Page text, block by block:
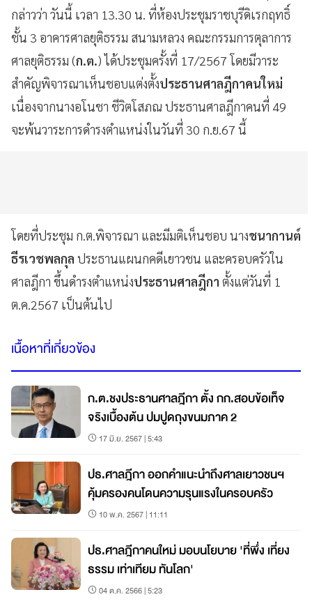
กล่าวว่า วันนี้ เวลา 13.30 น. ที่ห้องประชุมราชบุรีดิเรกฤทธิ์
ชั้น 3 อาคารศาลยุติธรรม สนามหลวง คณะกรรมการตุลาการ
ศาลยุติธรรม (ก.ต.) ได้ประชุมครั้งที่ 17/2567 โดยมีวาระ
สำคัญพิจารณาเห็นชอบแต่งตั้งประธานศาลฎีกาคนใหม่
เนื่องจากนางอโนชา ชีวิตโสภณ ประธานศาลฎีกาคนที่ 49
จะพ้นวาระการดำรงตำแหน่งในวันที่ 30 ก.ย.67 นี้
โดยที่ประชุม ก.ต.พิจารณา และมีมติเห็นชอบ นางชนากานต์
ธีรเวชพลกุล ประธานแผนกคดีเยาวชน และครอบครัวใน
ศาลฎีกา ขึ้นดำรงตำแหน่งประธานศาลฎีกา ตั้งแต่วันที่ 1
ต.ค.2567 เป็นต้นไป
เนื้อหาที่เกี่ยวข้อง
ก.ต.ชงประธานศาลฎีกา ตั้ง กก.สอบข้อเท็จ
จริงเบื้องต้น ปมปูดถุงขนมภาค 2
17 มิ.ย. 2567 | 5:43
ปธ.ศาลฎีกา ออกคำแนะนำถึงศาลเยาวชนฯ
คุ้มครองคนโดนความรุนแรงในครอบครัว
10 พ.ค. 2567 | 11:11
ปธ.ศาลฎีกาคนใหม่ มอบนโยบาย 'ที่พึ่ง เที่ยง
ธรรม เท่าเทียม ทันโลก'
04 ต.ค. 2566 | 5:23